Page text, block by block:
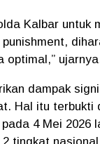
Kalbar untuk
optimal,”
dampak
Hal itu
4 Mei 2026